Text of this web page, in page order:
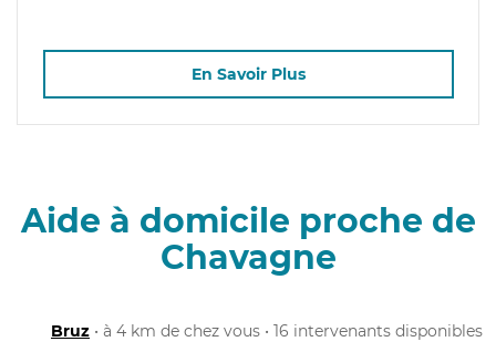
En Savoir Plus
Aide à domicile proche de
Chavagne
Bruz • à 4 km de chez vous • 16 intervenants disponibles